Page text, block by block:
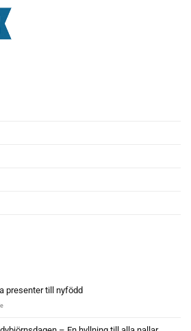
presenter till nyfödd
för
på